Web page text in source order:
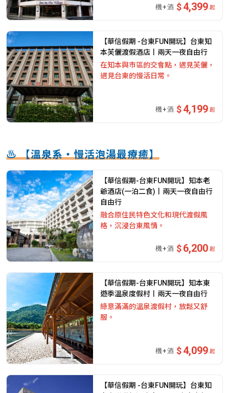
4,399 起
【華信假期 -台東FUN開玩】台東知
本芙儷渡假酒店丨兩天一夜自由行
在知本與市區的交會點，遇見芙儷，
遇見台東的慢活日常。
4,199 起
♨️ 【溫泉系・慢活泡湯最療癒】
【華信假期-台東FUN開玩】知本老
爺酒店(一泊二食)丨兩天一夜自由行
自由行
融合原住民特色文化和現代渡假風
格，沉浸台東風情。
6,200 起
【華信假期-台東FUN開玩】知本東
遊季溫泉度假村丨兩天一夜自由行
綠意滿滿的溫泉渡假村，放鬆又舒
服。
4,099 起
【華信假期 -台東FUN開玩】台東知